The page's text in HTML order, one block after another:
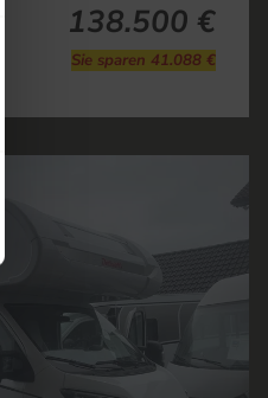
138.500 €
Sie sparen 41.088 €
Details